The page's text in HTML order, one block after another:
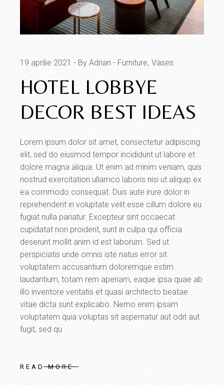
19 aprilie 2021 By Adrian Furniture Vases
HOTEL LOBBYE
DECOR BEST IDEAS
Lorem ipsum dolor sit amet, consectetur adipiscing
elit, sed do eiusmod tempor incididunt ut labore et
dolore magna aliqua. Ut enim ad minim veniam, quis
nostrud exercitation ullamco laboris nisi ut aliquip ex
ea commodo consequat. Duis aute irure dolor in
reprehenderit in voluptate velit esse cillum dolore eu
fugiat nulla pariatur. Excepteur sint occaecat
cupidatat non proident, sunt in culpa qui officia
deserunt mollit anim id est laborum. Sed ut
perspiciatis unde omnis iste natus error sit
voluptatem accusantium doloremque estim
laudantium, totam rem aperiam, eaque ipsa quae ab
illo inventore veritatis et quasi architecto beatae
vitae dicta sunt explicabo. Nemo enim ipsam
voluptatem quia voluptas sit aspernatur aut odit aut
fugit, sed qu
READ MORE